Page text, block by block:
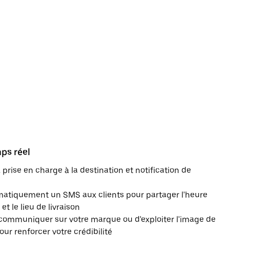
réel
en charge à la destination et notification de
un SMS aux clients pour partager l'heure
le lieu de livraison
sur votre marque ou d'exploiter l'image de
renforcer votre crédibilité